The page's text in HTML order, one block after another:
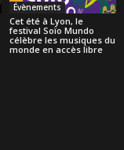
Évènements
Cet été à Lyon, le
festival Soïo Mundo
célèbre les musiques du
monde en accès libre